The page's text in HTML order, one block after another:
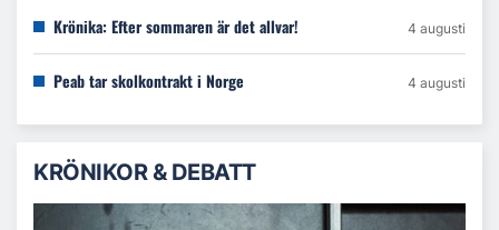
Krönika: Efter sommaren är det allvar! 4 augusti
Peab tar skolkontrakt i Norge 4 augusti
KRÖNIKOR & DEBATT